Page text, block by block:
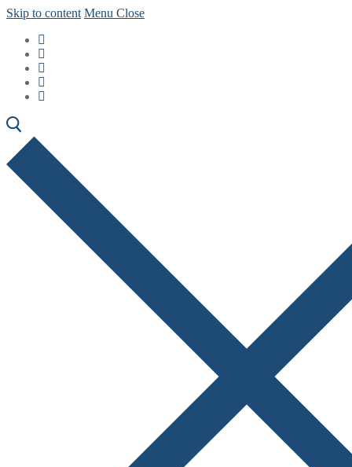
Skip to content Menu Close